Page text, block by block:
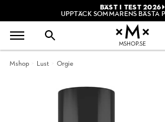
BÄST I TEST 2026
UPPTÄCK SOMMARENS BÄSTA
MSHOP.SE
Mshop Lust Orgie